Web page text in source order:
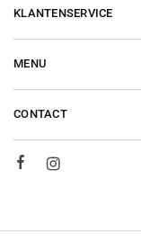
KLANTENSERVICE
MENU
CONTACT